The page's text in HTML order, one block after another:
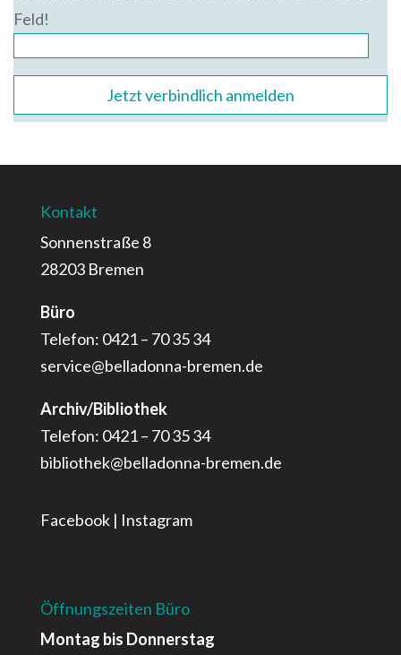
Feld!
Kontakt
Sonnenstraße 8
28203 Bremen
Büro
Telefon: 0421 – 70 35 34
service@belladonna-bremen.de
Archiv/Bibliothek
Telefon: 0421 – 70 35 34
bibliothek@belladonna-bremen.de
Facebook| Instagram
Öffnungszeiten Büro
Montag bis Donnerstag